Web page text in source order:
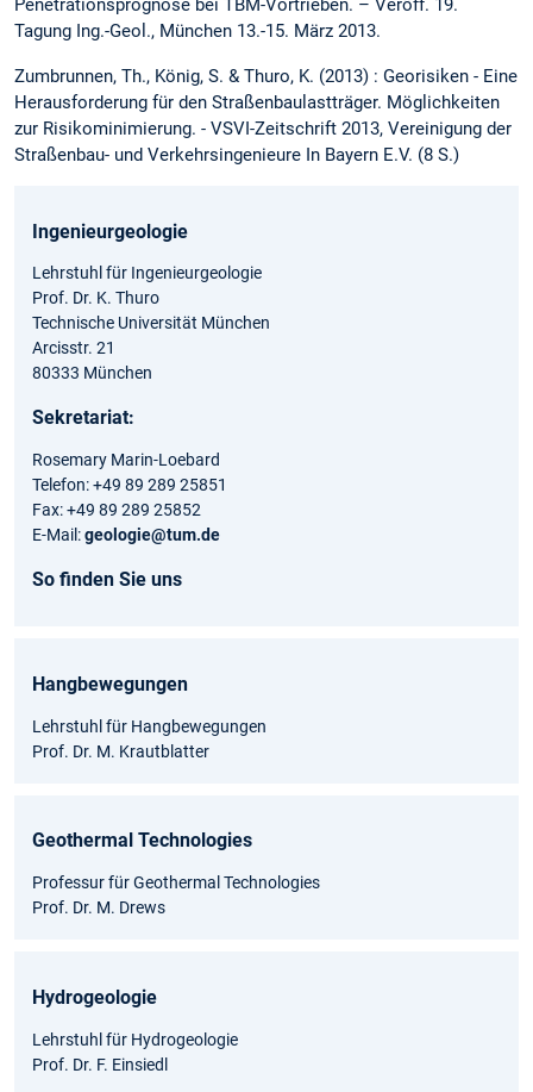
Penetrationsprognose bei TBM-Vortrieben. – Veröff. 19.
Tagung Ing.-Geol., München 13.-15. März 2013.
Zumbrunnen, Th., König, S. & Thuro, K. (2013) : Georisiken - Eine
Herausforderung für den Straßenbaulastträger. Möglichkeiten
zur Risikominimierung. - VSVI-Zeitschrift 2013, Vereinigung der
Straßenbau- und Verkehrsingenieure In Bayern E.V. (8 S.)
Ingenieurgeologie
Lehrstuhl für Ingenieurgeologie
Prof. Dr. K. Thuro
Technische Universität München
Arcisstr. 21
80333 München
Sekretariat:
Rosemary Marin-Loebard
Telefon: +49 89 289 25851
Fax: +49 89 289 25852
E-Mail:geologie@tum.de
So finden Sie uns
Hangbewegungen
Lehrstuhl für Hangbewegungen
Prof. Dr. M. Krautblatter
Geothermal Technologies
Professur für Geothermal Technologies
Prof. Dr. M. Drews
Hydrogeologie
Lehrstuhl für Hydrogeologie
Prof. Dr. F. Einsiedl